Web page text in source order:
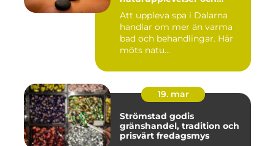
Att uppleva spa i Dalarna
handlar om mer än varma
bad och behandlingar. Här
möts natu...
19. mar
Strömstad godis
gränshandel, tradition och
prisvärt fredagsmys